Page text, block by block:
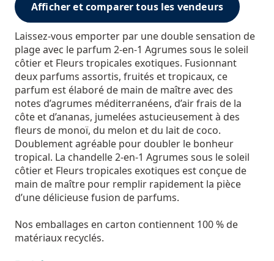
Afficher et comparer tous les vendeurs
Laissez-vous emporter par une double sensation de
plage avec le parfum 2-en-1 Agrumes sous le soleil
côtier et Fleurs tropicales exotiques. Fusionnant
deux parfums assortis, fruités et tropicaux, ce
parfum est élaboré de main de maître avec des
notes d’agrumes méditerranéens, d’air frais de la
côte et d’ananas, jumelées astucieusement à des
fleurs de monoï, du melon et du lait de coco.
Doublement agréable pour doubler le bonheur
tropical. La chandelle 2-en-1 Agrumes sous le soleil
côtier et Fleurs tropicales exotiques est conçue de
main de maître pour remplir rapidement la pièce
d’une délicieuse fusion de parfums.
Nos emballages en carton contiennent 100 % de
matériaux recyclés.